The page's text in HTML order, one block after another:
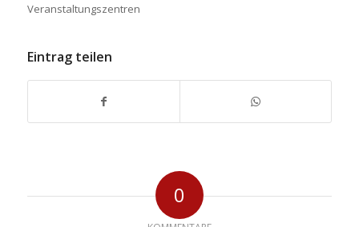
Veranstaltungszentren
Eintrag teilen
0